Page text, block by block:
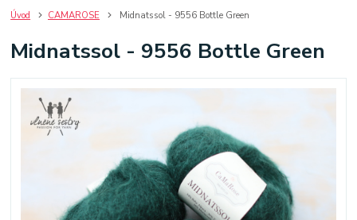
Úvod CAMAROSE Midnatssol - 9556 Bottle Green
Midnatssol - 9556 Bottle Green